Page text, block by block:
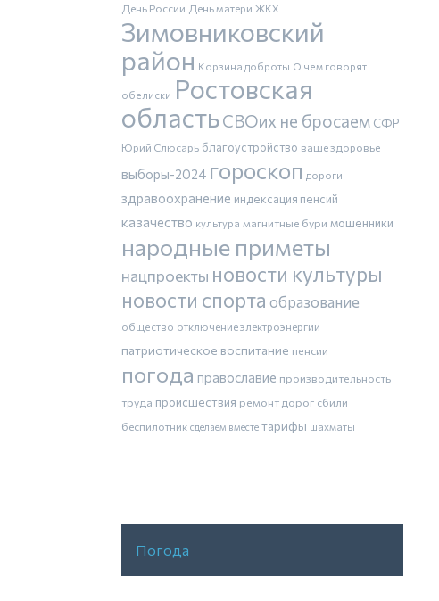
День России День матери ЖКХ
Зимовниковский
район Корзина доброты О чем говорят
обелиски Ростовская
областьСВОих не бросаем СФР
Юрий Слюсарь благоустройство ваше здоровье
выборы-2024 гороскоп дороги
здравоохранение индексация пенсий
казачество культура магнитные бури мошенники
народные приметы
нацпроекты новости культуры
новости спорта образование
общество отключение электроэнергии
патриотическое воспитание пенсии
погода православие производительность
труда происшествия ремонт дорог сбили
беспилотник сделаем вместе тарифы шахматы
Погода